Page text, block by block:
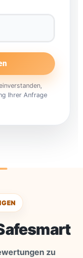
Ihrer Anfrage
zu